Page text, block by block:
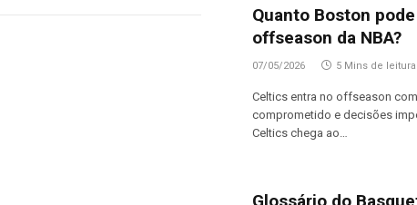
Quanto Boston
offseason da NBA?
07/05/2026 5 Mins de leitura
Celtics entra no offseason
comprometido e decisões
Celtics chega ao…